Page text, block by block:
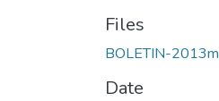
Files
BOLETIN-
Date